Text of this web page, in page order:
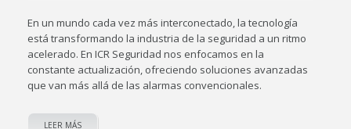
En un mundo cada vez más interconectado, la tecnología
está transformando la industria de la seguridad a un ritmo
acelerado. En ICR Seguridad nos enfocamos en la
constante actualización, ofreciendo soluciones avanzadas
que van más allá de las alarmas convencionales.
LEER MÁS